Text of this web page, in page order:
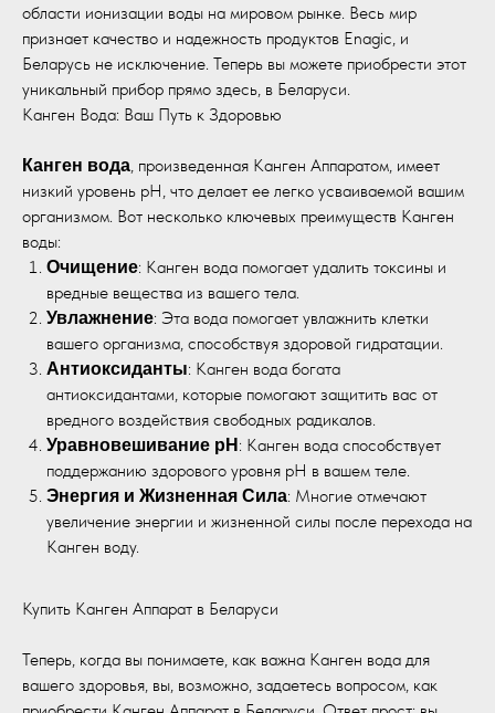
области ионизации воды на мировом рынке. Весь мир
признает качество и надежность продуктов Enagic, и
Беларусь не исключение. Теперь вы можете приобрести этот
уникальный прибор прямо здесь, в Беларуси.
Канген Вода: Ваш Путь к Здоровью
Канген вода, произведенная Канген Аппаратом, имеет
низкий уровень pH, что делает ее легко усваиваемой вашим
организмом. Вот несколько ключевых преимуществ Канген
воды:
Очищение: Канген вода помогает удалить токсины и
вредные вещества из вашего тела.
Увлажнение: Эта вода помогает увлажнить клетки
вашего организма, способствуя здоровой гидратации.
Антиоксиданты: Канген вода богата
антиоксидантами, которые помогают защитить вас от
вредного воздействия свободных радикалов.
Уравновешивание pH : Канген вода способствует
поддержанию здорового уровня pH в вашем теле.
Энергия и Жизненная Сила: Многие отмечают
увеличение энергии и жизненной силы после перехода на
Канген воду.
Купить Канген Аппарат в Беларуси
Теперь, когда вы понимаете, как важна Канген вода для
вашего здоровья, вы, возможно, задаетесь вопросом, как